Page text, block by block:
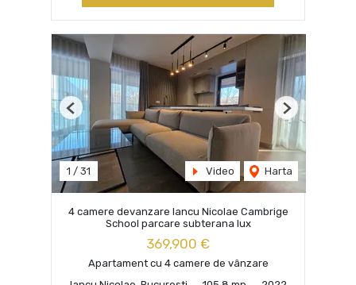
1 / 31 Video Harta
Previous Next
4 camere devanzare Iancu Nicolae Cambrige
School parcare subterana lux
369,900 €
Apartament cu 4 camere de vânzare